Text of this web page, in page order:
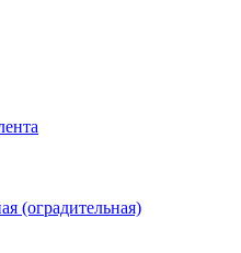
(оградительная)